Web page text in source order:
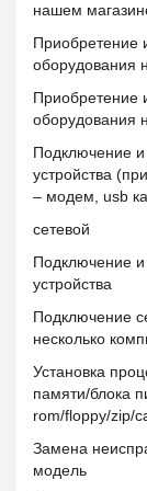
нашем
Приобретение
оборудования
Приобретение
оборудования
Подключение
устройства
– модем, usb
сетевой
Подключение и
устройства
Подключение
несколько
Установка
памяти/блока
rom/floppy/zip/
Замена
модель